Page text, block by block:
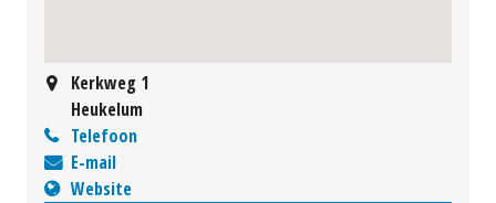
Kerkweg 1
Heukelum
Telefoon
E-mail
Website